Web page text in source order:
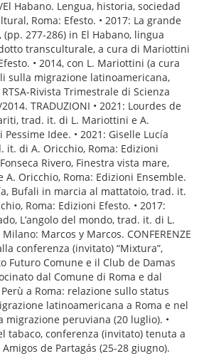
Habano. Lengua, historia, sociedad
Roma: Efesto. • 2017: La grande
277-286) in El Habano, lingua
transculturale, a cura di Mariottini
• 2014, con L. Mariottini (a cura
sulla migrazione latinoamericana,
Rivista Trimestrale di Scienza
TRADUZIONI • 2021: Lourdes de
trad. it. di L. Mariottini e A.
Idee. • 2021: Giselle Lucía
it. di A. Oricchio, Roma: Edizioni
Rivero, Finestra vista mare,
Oricchio, Roma: Edizioni Ensemble.
Bufali in marcia al mattatoio, trad. it.
Roma: Edizioni Efesto. • 2017:
L’angolo del mondo, trad. it. di L.
Marcos y Marcos. CONFERENZE
conferenza (invitato) “Mixtura”,
Futuro Comune e il Club de Damas
dal Comune di Roma e dal
a Roma: relazione sullo status
latinoamericana a Roma e nel
migrazione peruviana (20 luglio). •
tabaco, conferenza (invitato) tenuta a
de Partagás (25-28 giugno).